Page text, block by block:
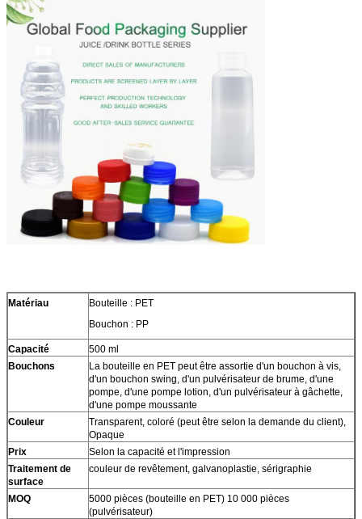
Matériau
Bouteille : PET
Bouchon : PP
Capacité
500 ml
Bouchons
La bouteille en PET peut être assortie d'un bouchon à vis,
d'un bouchon swing, d'un pulvérisateur de brume, d'une
pompe, d'une pompe lotion, d'un pulvérisateur à gâchette,
d'une pompe moussante
Couleur
Transparent, coloré (peut être selon la demande du client),
Opaque
Prix
Selon la capacité et l'impression
Traitement de
surface
couleur de revêtement, galvanoplastie, sérigraphie
MOQ
5000 pièces (bouteille en PET) 10 000 pièces
(pulvérisateur)